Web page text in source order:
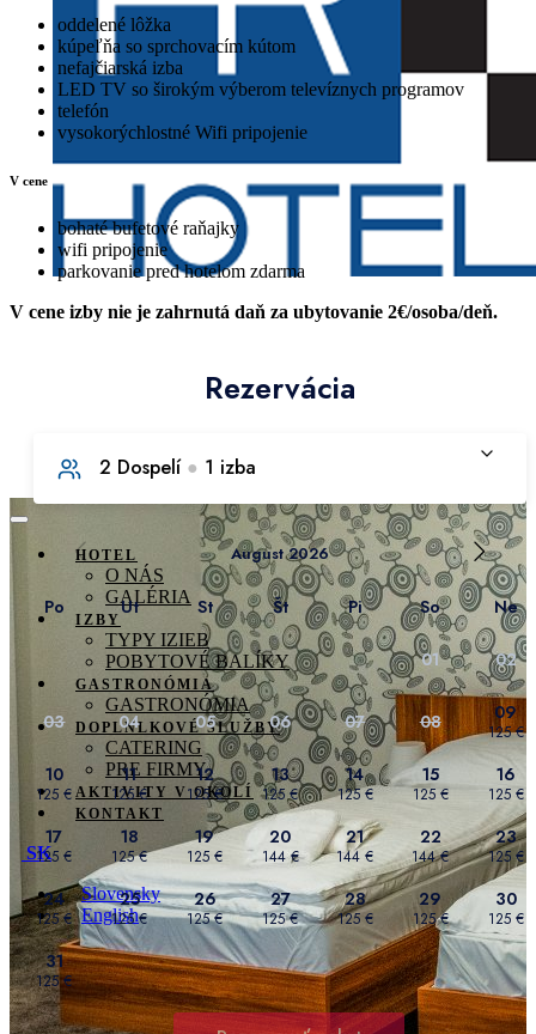
HOTEL
O NÁS
GALÉRIA
IZBY
TYPY IZIEB
POBYTOVÉ BALÍKY
GASTRONÓMIA
GASTRONÓMIA
DOPLNLKOVÉ SLUŽBY
CATERING
PRE FIRMY
AKTIVITY V OKOLÍ
KONTAKT
SK
Slovensky
English
oddelené lôžka
kúpeľňa so sprchovacím kútom
nefajčiarská izba
LED TV so širokým výberom televíznych programov
telefón
vysokorýchlostné Wifi pripojenie
V cene
bohaté bufetové raňajky
wifi pripojenie
parkovanie pred hotelom zdarma
V cene izby nie je zahrnutá daň za ubytovanie 2€/osoba/deň.